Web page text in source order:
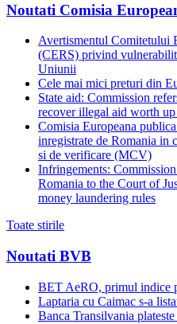
Noutati Comisia
Avertismentul Comitetului
(CERS) privind
Uniunii
Cele mai mici preturi din
State aid: Commission
recover illegal aid worth
Comisia Europeana
inregistrate de Romania in
si de verificare (MCV)
Infringements:
Romania to the Court of
money laundering rules
Toate stirile
Noutati BVB
BET AeRO, primul indice
Laptaria cu Caimac s-a
Banca Transilvania